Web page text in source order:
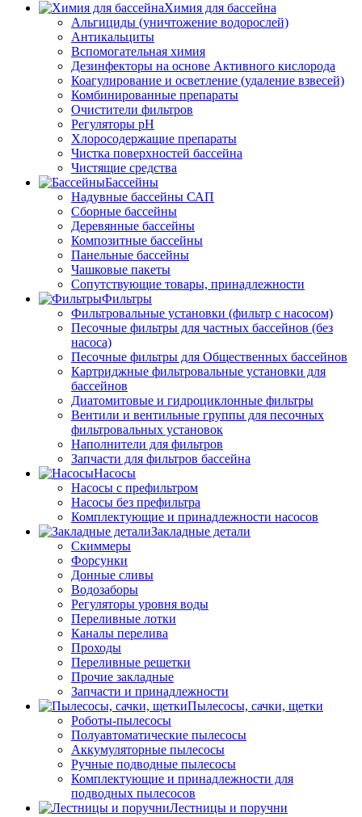
Химия для бассейна
Альгициды (уничтожение водорослей)
Антикальциты
Вспомогательная химия
Дезинфекторы на основе Активного кислорода
Коагулирование и осветление (удаление взвесей)
Комбинированные препараты
Очистители фильтров
Регуляторы pH
Хлоросодержащие препараты
Чистка поверхностей бассейна
Чистящие средства
Бассейны
Надувные бассейны САП
Сборные бассейны
Деревянные бассейны
Композитные бассейны
Панельные бассейны
Чашковые пакеты
Сопутствующие товары, принадлежности
Фильтры
Фильтровальные установки (фильтр с насосом)
Песочные фильтры для частных бассейнов (без
насоса)
Песочные фильтры для Общественных бассейнов
Картриджные фильтровальные установки для
бассейнов
Диатомитовые и гидроциклонные фильтры
Вентили и вентильные группы для песочных
фильтровальных установок
Наполнители для фильтров
Запчасти для фильтров бассейна
Насосы
Насосы с префильтром
Насосы без префильтра
Комплектующие и принадлежности насосов
Закладные детали
Скиммеры
Форсунки
Донные сливы
Водозаборы
Регуляторы уровня воды
Переливные лотки
Каналы перелива
Проходы
Переливные решетки
Прочие закладные
Запчасти и принадлежности
Пылесосы, сачки, щетки
Роботы-пылесосы
Полуавтоматические пылесосы
Аккумуляторные пылесосы
Ручные подводные пылесосы
Комплектующие и принадлежности для
подводных пылесосов
Лестницы и поручни